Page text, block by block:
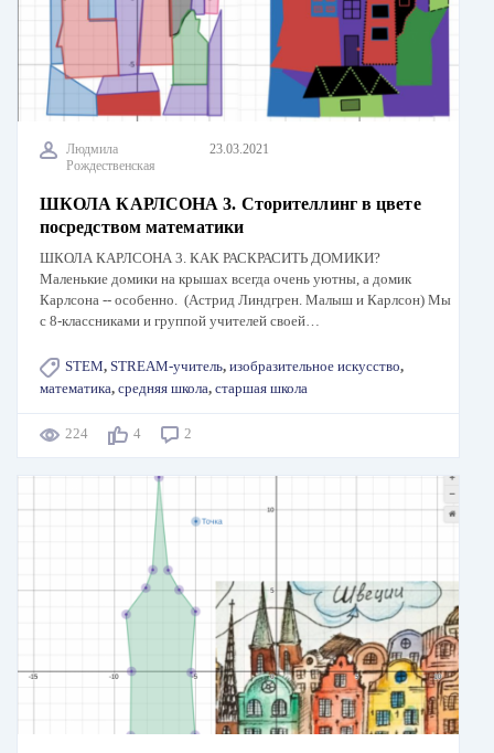
Людмила
Рождественская
23.03.2021
ШКОЛА КАРЛСОНА 3. Сторителлинг в цвете
посредством математики
ШКОЛА КАРЛСОНА 3. КАК РАСКРАСИТЬ ДОМИКИ?
Маленькие домики на крышах всегда очень уютны, а домик
Карлсона -- особенно. (Астрид Линдгрен. Малыш и Карлсон) Мы
с 8-классниками и группой учителей своей…
STEM, STREAM-учитель, изобразительное искусство,
математика, средняя школа, старшая школа
224 4 2